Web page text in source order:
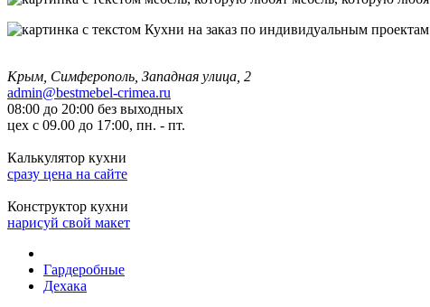
Крым, Симферополь, Западная улица, 2
admin@bestmebel-crimea.ru
08:00 до 20:00 без выходных
цех с 09.00 до 17:00, пн. - пт.
Калькулятор кухни
сразу цена на сайте
Конструктор кухни
нарисуй свой макет
Гардеробные
Дехака